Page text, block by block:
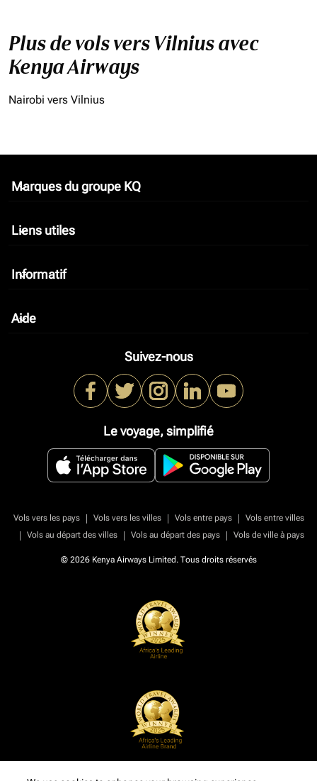
Plus de vols vers Vilnius avec
Kenya Airways
Nairobi vers Vilnius
Marques du groupe KQ
keyboard_arrow_down
Liens utiles
keyboard_arrow_down
Informatif
keyboard_arrow_down
Aide
keyboard_arrow_down
Suivez-nous
Le voyage, simplifié
Vols vers les pays | Vols vers les villes | Vols entre pays |
Vols entre villes
|
Vols au départ des villes | Vols au départ des pays | Vols de ville à pays
© 2026 Kenya Airways Limited. Tous droits réservés